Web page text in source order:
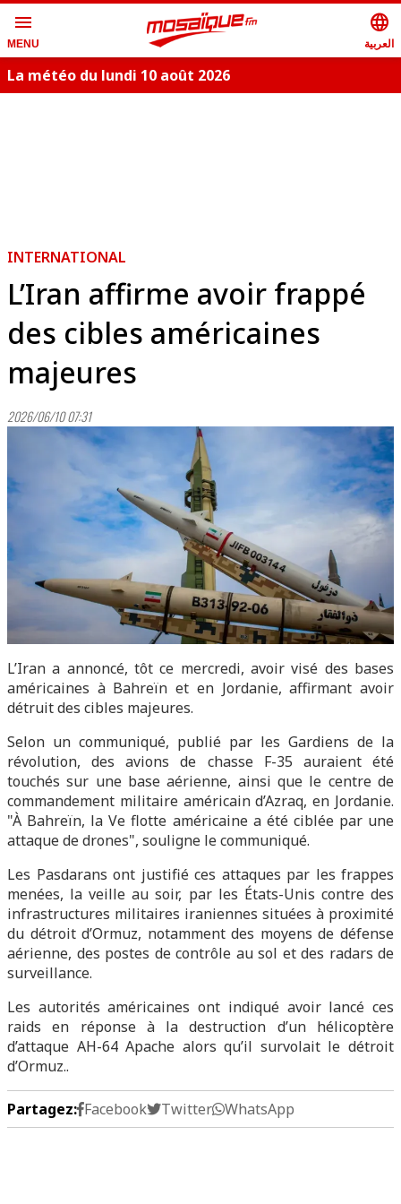
menu
MENU
language
العربية
La météo du lundi 10 août 2026
INTERNATIONAL
L’Iran affirme avoir frappé
des cibles américaines
majeures
2026/06/10 07:31
L’Iran a annoncé, tôt ce mercredi, avoir visé des bases
américaines à Bahreïn et en Jordanie, affirmant avoir
détruit des cibles majeures.
Selon un communiqué, publié par les Gardiens de la
révolution, des avions de chasse F-35 auraient été
touchés sur une base aérienne, ainsi que le centre de
commandement militaire américain d’Azraq, en Jordanie.
"À Bahreïn, la Ve flotte américaine a été ciblée par une
attaque de drones", souligne le communiqué.
Les Pasdarans ont justifié ces attaques par les frappes
menées, la veille au soir, par les États-Unis contre des
infrastructures militaires iraniennes situées à proximité
du détroit d’Ormuz, notamment des moyens de défense
aérienne, des postes de contrôle au sol et des radars de
surveillance.
Les autorités américaines ont indiqué avoir lancé ces
raids en réponse à la destruction d’un hélicoptère
d’attaque AH-64 Apache alors qu’il survolait le détroit
d’Ormuz..
Partagez: Facebook Twitter WhatsApp